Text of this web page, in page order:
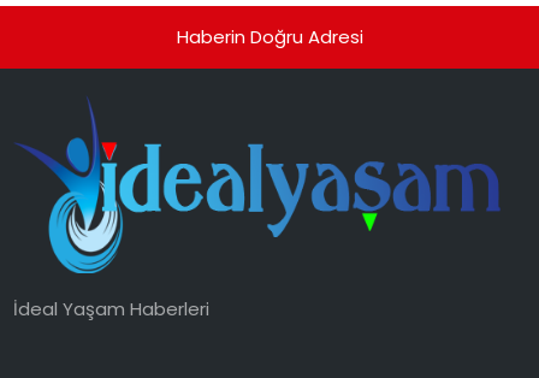
Haberin Doğru Adresi
İdeal Yaşam Haberleri